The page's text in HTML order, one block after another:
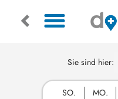
Sie sind hier:
SO. MO.